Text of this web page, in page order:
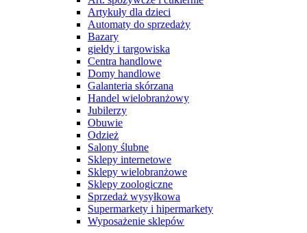
Artykuły dla dzieci
Automaty do sprzedaży
Bazary
giełdy i targowiska
Centra handlowe
Domy handlowe
Galanteria skórzana
Handel wielobranżowy
Jubilerzy
Obuwie
Odzież
Salony ślubne
Sklepy internetowe
Sklepy wielobranżowe
Sklepy zoologiczne
Sprzedaż wysyłkowa
Supermarkety i hipermarkety
Wyposażenie sklepów